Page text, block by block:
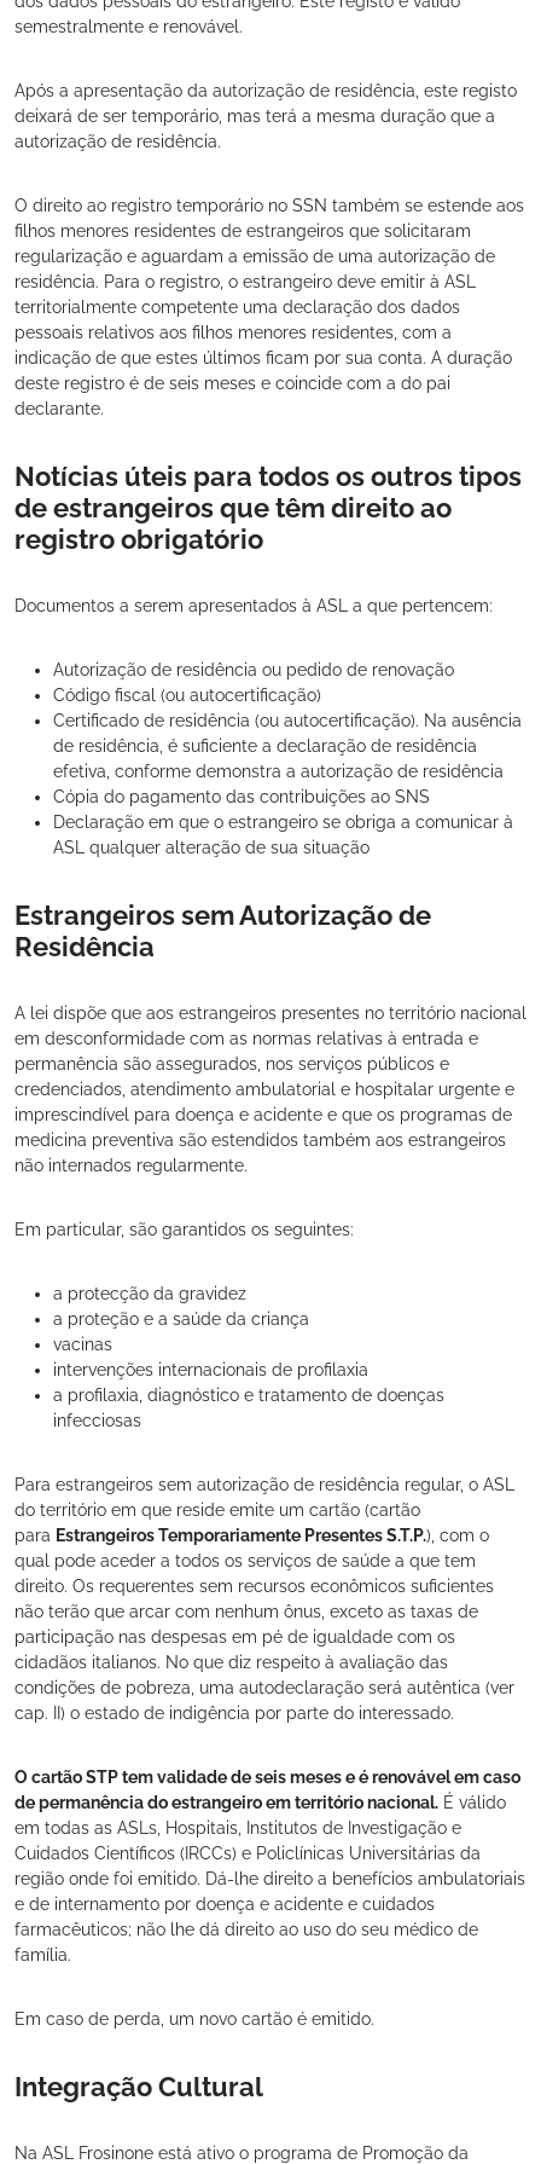
semestralmente e renovável.
Após a apresentação da autorização de residência, este registo
deixará de ser temporário, mas terá a mesma duração que a
autorização de residência.
O direito ao registro temporário no SSN também se estende aos
filhos menores residentes de estrangeiros que solicitaram
regularização e aguardam a emissão de uma autorização de
residência. Para o registro, o estrangeiro deve emitir à ASL
territorialmente competente uma declaração dos dados
pessoais relativos aos filhos menores residentes, com a
indicação de que estes últimos ficam por sua conta. A duração
deste registro é de seis meses e coincide com a do pai
declarante.
Notícias úteis para todos os outros tipos
de estrangeiros que têm direito ao
registro obrigatório
Documentos a serem apresentados à ASL a que pertencem:
Autorização de residência ou pedido de renovação
Código fiscal (ou autocertificação)
Certificado de residência (ou autocertificação). Na ausência
de residência, é suficiente a declaração de residência
efetiva, conforme demonstra a autorização de residência
Cópia do pagamento das contribuições ao SNS
Declaração em que o estrangeiro se obriga a comunicar à
ASL qualquer alteração de sua situação
Estrangeiros sem Autorização de
Residência
A lei dispõe que aos estrangeiros presentes no território nacional
em desconformidade com as normas relativas à entrada e
permanência são assegurados, nos serviços públicos e
credenciados, atendimento ambulatorial e hospitalar urgente e
imprescindível para doença e acidente e que os programas de
medicina preventiva são estendidos também aos estrangeiros
não internados regularmente.
Em particular, são garantidos os seguintes:
a protecção da gravidez
a proteção e a saúde da criança
vacinas
intervenções internacionais de profilaxia
a profilaxia, diagnóstico e tratamento de doenças
infecciosas
Para estrangeiros sem autorização de residência regular, o ASL
do território em que reside emite um cartão (cartão
para Estrangeiros Temporariamente Presentes S.T.P.), com o
qual pode aceder a todos os serviços de saúde a que tem
direito. Os requerentes sem recursos econômicos suficientes
não terão que arcar com nenhum ônus, exceto as taxas de
participação nas despesas em pé de igualdade com os
cidadãos italianos. No que diz respeito à avaliação das
condições de pobreza, uma autodeclaração será autêntica (ver
cap. II) o estado de indigência por parte do interessado.
O cartão STP tem validade de seis meses e é renovável em caso
de permanência do estrangeiro em território nacional. É válido
em todas as ASLs, Hospitais, Institutos de Investigação e
Cuidados Científicos (IRCCs) e Policlínicas Universitárias da
região onde foi emitido. Dá-lhe direito a benefícios ambulatoriais
e de internamento por doença e acidente e cuidados
farmacêuticos; não lhe dá direito ao uso do seu médico de
família.
Em caso de perda, um novo cartão é emitido.
Integração Cultural
Na ASL Frosinone está ativo o programa de Promoção da